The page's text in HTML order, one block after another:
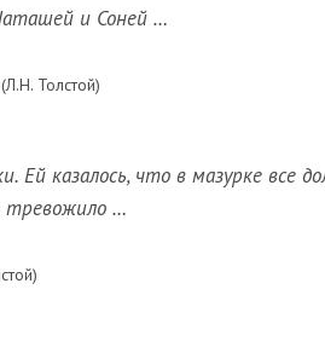
и Соней …
Толстой)
Ей казалось, что в мазурке все
тревожило …